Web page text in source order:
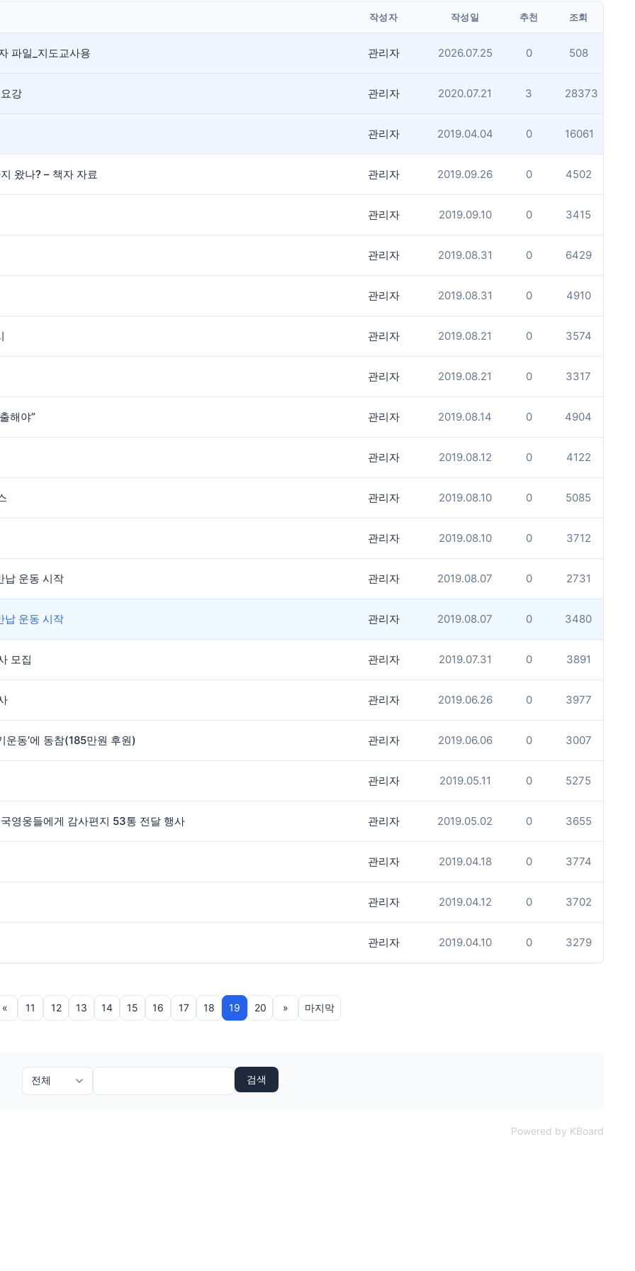
작성자 작성일 추천 조회
파일_지도교사용 관리자 2026.07.25 0 508
강 관리자 2020.07.21 3 28373
관리자 2019.04.04 0 16061
왔나? – 책자 자료 관리자 2019.09.26 0 4502
관리자 2019.09.10 0 3415
관리자 2019.08.31 0 6429
관리자 2019.08.31 0 4910
관리자 2019.08.21 0 3574
관리자 2019.08.21 0 3317
해야” 관리자 2019.08.14 0 4904
관리자 2019.08.12 0 4122
관리자 2019.08.10 0 5085
관리자 2019.08.10 0 3712
납 운동 시작 관리자 2019.08.07 0 2731
납 운동 시작 관리자 2019.08.07 0 3480
모집 관리자 2019.07.31 0 3891
관리자 2019.06.26 0 3977
운동’에 동참(185만원 후원) 관리자 2019.06.06 0 3007
관리자 2019.05.11 0 5275
영웅들에게 감사편지 53통 전달 행사 관리자 2019.05.02 0 3655
관리자 2019.04.18 0 3774
관리자 2019.04.12 0 3702
관리자 2019.04.10 0 3279
« 11 12 13 14 15 16 17 18 19 20 » 마지막
검색
Powered by KBoard